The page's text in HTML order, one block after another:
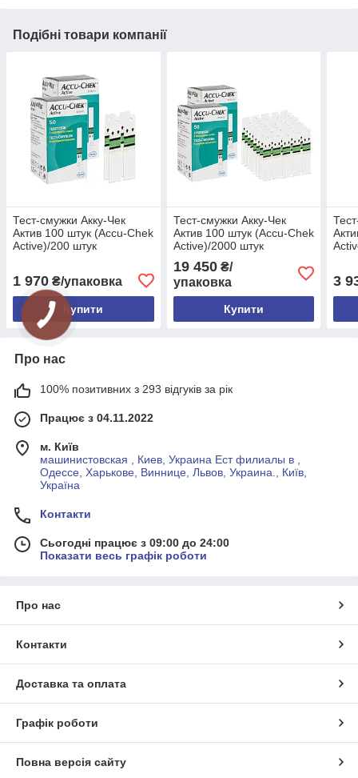
Подібні товари компанії
Тест-смужки Акку-Чек
Актив 100 штук (Accu-Chek
Active)/200 штук
1 970 ₴/упаковка
Купити
Тест-смужки Акку-Чек
Актив 100 штук (Accu-Chek
Active)/2000 штук
19 450₴/
упаковка
Купити
3
Про нас
100% позитивних з 293 відгуків за рік
Працює з 04.11.2022
м. Київ
машинистовская , Киев, Украина Ест филиалы в ,
Одессе, Харькове, Виннице, Львов, Украина., Київ,
Україна
Контакти
Сьогодні працює з 09:00 до 24:00
Показати весь графік роботи
Про нас
Контакти
Доставка та оплата
Графік роботи
Повна версія сайту